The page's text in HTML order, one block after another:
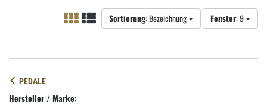
Sortierung: Bezeichnung Fenster: 9
PEDALE
Hersteller / Marke: